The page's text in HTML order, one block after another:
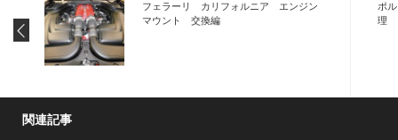
フェラーリ カリフォルニア エンジン
マウント 交換編
ポ
理
関連記事